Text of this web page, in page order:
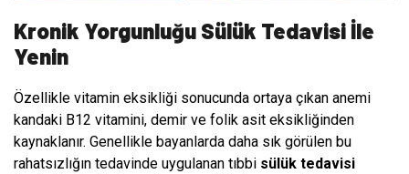
Kronik Yorgunluğu Sülük Tedavisi İle
Yenin
Özellikle vitamin eksikliği sonucunda ortaya çıkan anemi
kandaki B12 vitamini, demir ve folik asit eksikliğinden
kaynaklanır. Genellikle bayanlarda daha sık görülen bu
rahatsızlığın tedavinde uygulanan tıbbi sülük tedavisi